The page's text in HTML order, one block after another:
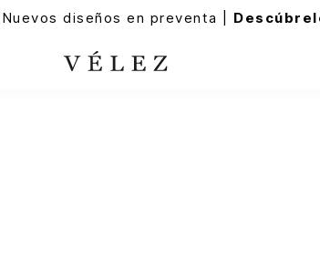
diseños en preventa |